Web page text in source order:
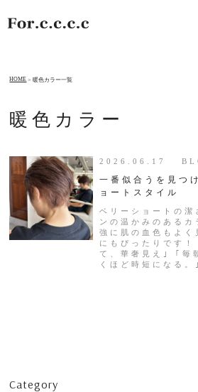
HOME 暖色カラー一覧
暖色カラー
2026.06.17
一番似合うを見つ
ョートスタイル
ベリーショートの潔
ンの温かみのある
強に肌の血色もよく
にもぴったりです
て、華奢見え｣ ｢毎
くほど時短になる
Category